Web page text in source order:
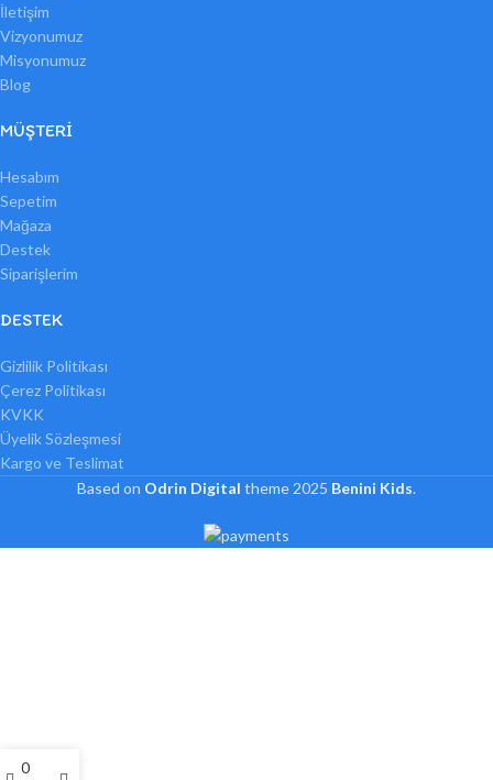
İletişim
Vizyonumuz
Misyonumuz
Blog
MÜŞTERI
Hesabım
Sepetim
Mağaza
Destek
Siparişlerim
DESTEK
Gizlilik Politikası
Çerez Politikası
KVKK
Üyelik Sözleşmesi
Kargo ve Teslimat
Based on Odrin Digital theme 2025 Benini Kids.
0